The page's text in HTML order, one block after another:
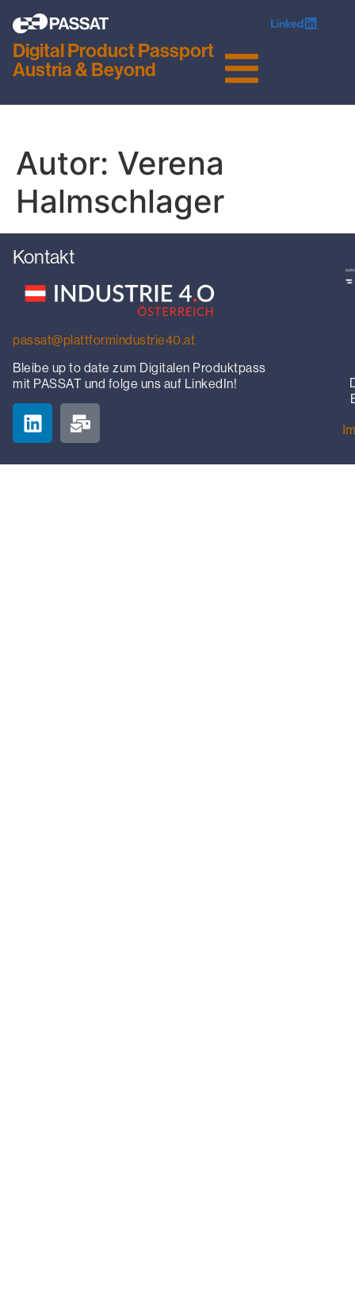
Digital Product Passport
Austria & Beyond
Autor: Verena
Halmschlager
Kontakt
passat@plattformindustrie40.at
Bleibe up to date zum Digitalen Produktpass
mit PASSAT und folge uns auf LinkedIn!